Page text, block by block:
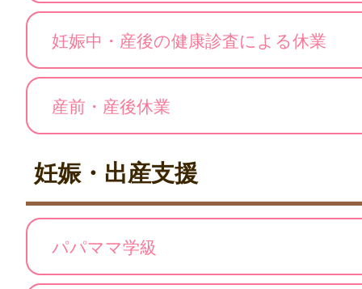
妊娠中・産後の健康診査による休業
産前・産後休業
妊娠・出産支援
パパママ学級